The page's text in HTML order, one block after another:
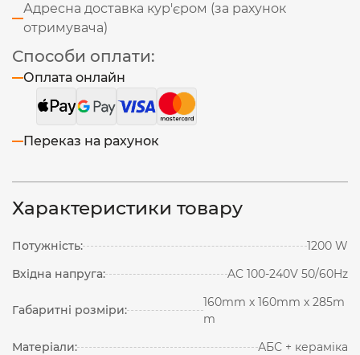
Адресна доставка кур'єром (за рахунок
отримувача)
Способи оплати:
Оплата онлайн
Переказ на рахунок
Характеристики товару
Потужність:
1200 W
Вхідна напруга:
AC 100-240V 50/60Hz
Габаритні розміри:
160mm х 160mm х 285m
m
Матеріали:
АБС + кераміка